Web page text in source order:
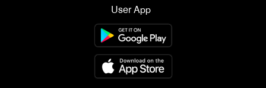
User App